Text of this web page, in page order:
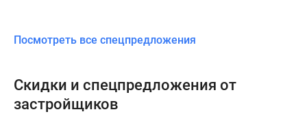
Посмотреть все спецпредложения
Скидки и спецпредложения от
застройщиков